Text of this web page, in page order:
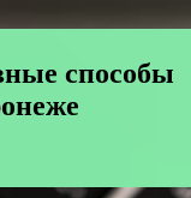
способы